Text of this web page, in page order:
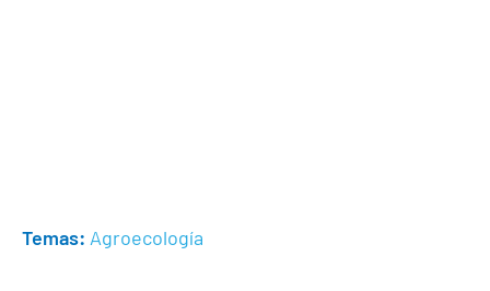
Temas: Agroecología